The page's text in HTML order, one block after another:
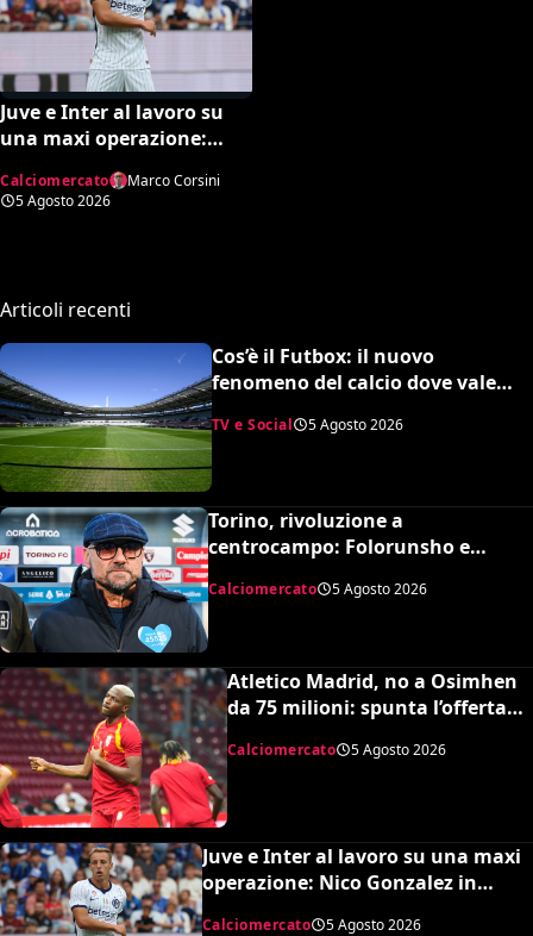
Juve e Inter al lavoro su
una maxi operazione:
nerazzurro, Frattesi a
Torino
Calciomercato
Marco Corsini
5 Agosto 2026
Articoli recenti
Cos’è il Futbox: il nuovo
fenomeno del calcio dove vale
quasi tutto e scoppiano le risse
TV e Social 5 Agosto 2026
Torino, rivoluzione a
centrocampo: Folorunsho e
Sulemana in cima alla lista di
Petrachi
Calciomercato 5 Agosto 2026
Atletico Madrid, no a Osimhen
da 75 milioni: spunta l’offerta
del Tottenham
Calciomercato 5 Agosto 2026
Juve e Inter al lavoro su una maxi
operazione: Nico Gonzalez in
nerazzurro, Frattesi a Torino
Calciomercato 5 Agosto 2026